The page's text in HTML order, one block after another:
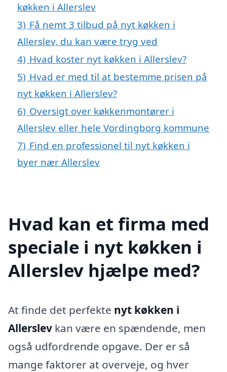
køkken i Allerslev
3) Få nemt 3 tilbud på nyt køkken i
Allerslev, du kan være tryg ved
4) Hvad koster nyt køkken i Allerslev?
5) Hvad er med til at bestemme prisen på
nyt køkken i Allerslev?
6) Oversigt over køkkenmontører i
Allerslev eller hele Vordingborg kommune
7) Find en professionel til nyt køkken i
byer nær Allerslev
Hvad kan et firma med
speciale i nyt køkken i
Allerslev hjælpe med?
At finde det perfekte nyt køkken i
Allerslev kan være en spændende, men
også udfordrende opgave. Der er så
mange faktorer at overveje, og hver